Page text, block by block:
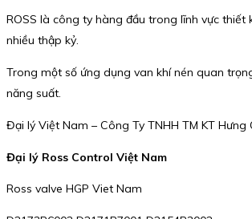
ROSS là công ty hàng đầu trong lĩnh vực
nhiều thập kỷ.
Trong một số ứng dụng van khí nén quan
năng suất.
Đại lý Việt Nam – Công Ty TNHH TM KT Hưng
Đại lý Ross Control Việt Nam
Ross valve HGP Viet Nam